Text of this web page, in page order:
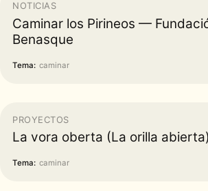
NOTICIAS
Caminar los Pirineos —
Benasque
Tema: caminar
PROYECTOS
La vora oberta (La orilla abierta)
Tema: caminar